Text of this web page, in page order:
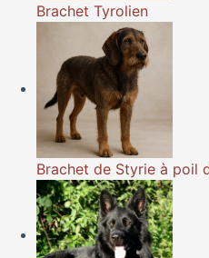
Brachet Tyrolien
Brachet de Styrie à poil